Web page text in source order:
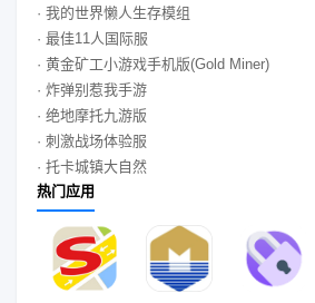
· 我的世界懒人生存模组
· 最佳11人国际服
· 黄金矿工小游戏手机版(Gold Miner)
· 炸弹别惹我手游
· 绝地摩托九游版
· 刺激战场体验服
· 托卡城镇大自然
热门应用